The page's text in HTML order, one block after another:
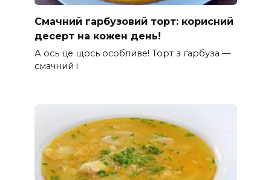
Смачний гарбузовий торт: корисний
десерт на кожен день!
А ось це щось особливе! Торт з гарбуза —
смачний і